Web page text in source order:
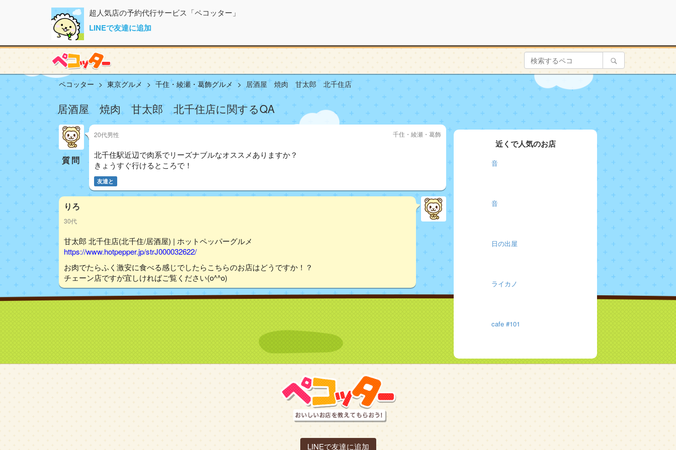
超人気店の予約代行サービス「ペコッター」
LINEで友達に追加
ペコッター 東京グルメ 千住・綾瀬・葛飾グルメ 居酒屋 焼肉 甘太郎 北千住店
居酒屋 焼肉 甘太郎 北千住店に関するQA
質問
20代男性 千住・綾瀬・葛飾
北千住駅近辺で肉系でリーズナブルなオススメありますか？
きょうすぐ行けるところで！
友達と
りろ
30代
甘太郎 北千住店(北千住/居酒屋) | ホットペッパーグルメ
https://www.hotpepper.jp/strJ000032622/
お肉でたらふく激安に食べる感じでしたらこちらのお店はどうですか！？
チェーン店ですが宜しければご覧ください(o^^o)
近くで人気のお店
音
音
日の出屋
ライカノ
cafe #101
LINEで友達に追加